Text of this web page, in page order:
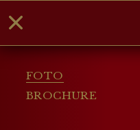
FOTO
BROCHURE